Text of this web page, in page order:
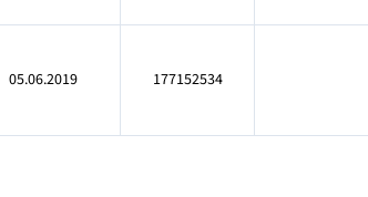
05.06.2019 177152534